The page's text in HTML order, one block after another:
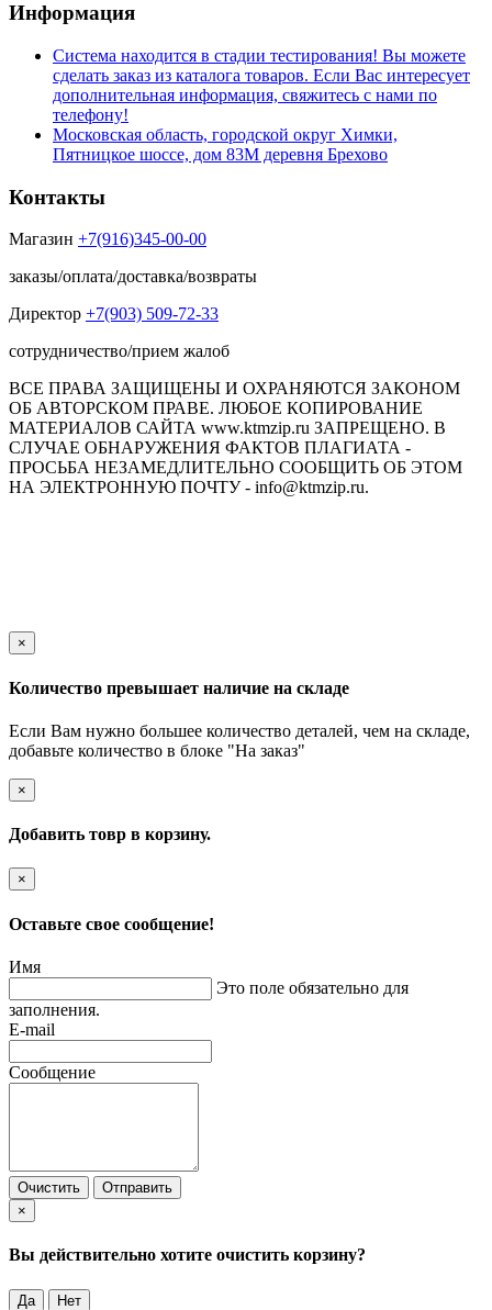
Информация
Система находится в стадии тестирования! Вы можете
сделать заказ из каталога товаров. Если Вас интересует
дополнительная информация, свяжитесь с нами по
телефону!
Московская область, городской округ Химки,
Пятницкое шоссе, дом 83М деревня Брехово
Контакты
Магазин +7(916)345-00-00
заказы/оплата/доставка/возвраты
Директор +7(903) 509-72-33
сотрудничество/прием жалоб
ВСЕ ПРАВА ЗАЩИЩЕНЫ И ОХРАНЯЮТСЯ ЗАКОНОМ
ОБ АВТОРСКОМ ПРАВЕ. ЛЮБОЕ КОПИРОВАНИЕ
МАТЕРИАЛОВ САЙТА www.ktmzip.ru ЗАПРЕЩЕНО. В
СЛУЧАЕ ОБНАРУЖЕНИЯ ФАКТОВ ПЛАГИАТА -
ПРОСЬБА НЕЗАМЕДЛИТЕЛЬНО СООБЩИТЬ ОБ ЭТОМ
НА ЭЛЕКТРОННУЮ ПОЧТУ - info@ktmzip.ru.
×
Количество превышает наличие на складе
Если Вам нужно большее количество деталей, чем на складе,
добавьте количество в блоке "На заказ"
×
Добавить товр в корзину.
×
Оставьте свое сообщение!
Имя
Это поле обязательно для
заполнения.
E-mail
Сообщение
Очистить
Отправить
×
Вы действительно хотите очистить корзину?
Да Нет